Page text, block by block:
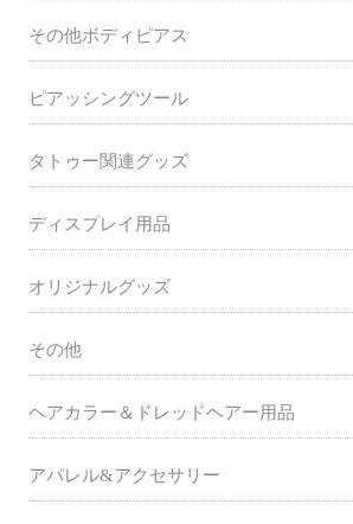
その他ボディピアス
ピアッシングツール
タトゥー関連グッズ
ディスプレイ用品
オリジナルグッズ
その他
ヘアカラー＆ドレッドヘアー用品
アパレル&アクセサリー